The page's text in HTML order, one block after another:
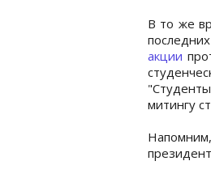
В то же
акции
митингу